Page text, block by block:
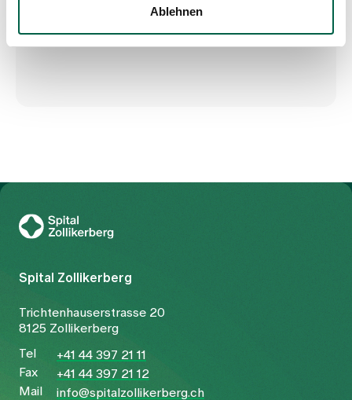
Ablehnen
Spital Zollikerberg
Trichtenhauserstrasse 20
8125 Zollikerberg
Tel
+41 44 397 21 11
Fax
+41 44 397 21 12
Mail
info@spitalzollikerberg.ch